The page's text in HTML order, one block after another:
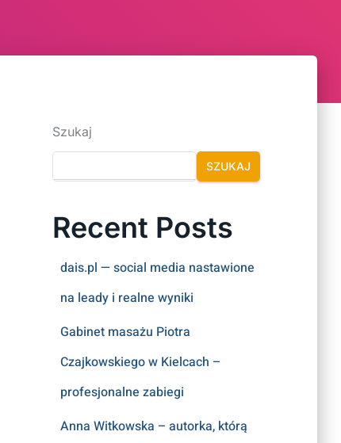
Szukaj
SZUKAJ
Recent Posts
dais.pl — social media nastawione
na leady i realne wyniki
Gabinet masażu Piotra
Czajkowskiego w Kielcach –
profesjonalne zabiegi
Anna Witkowska – autorka, którą